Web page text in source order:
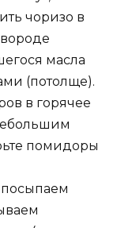
чоризо в
масла
(потолще).
в горячее
помидоры
посыпаем